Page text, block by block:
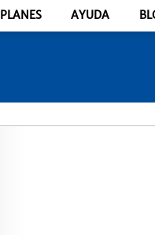
PLANES AYUDA